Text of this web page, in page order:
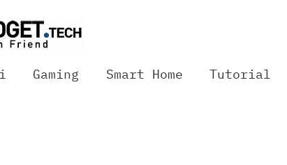
Gaming Smart Home Tutorial